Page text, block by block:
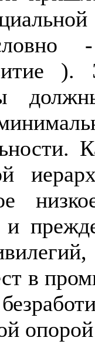
в